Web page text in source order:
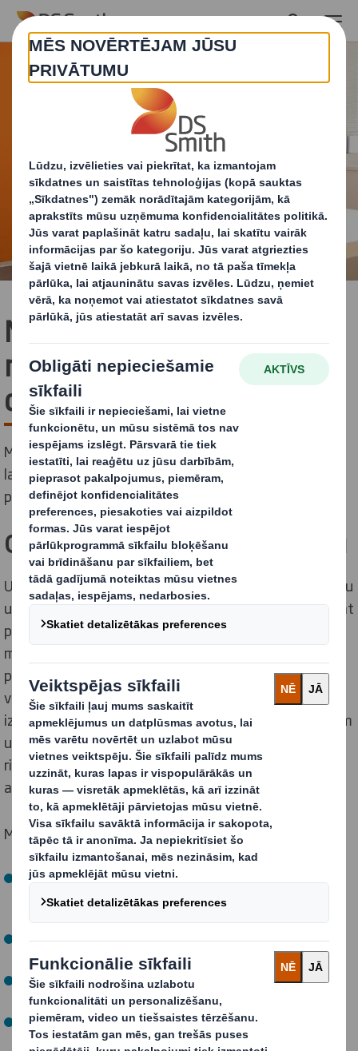
Skip to main content
Mūsu PackRight centri -
novatoriskiem, jauniem
dizainparaugiem
Mūsu PackRight centros mēs strādājam kopā ar jums,
lai īstenotu iepakojuma idejas - no rasēšanas dēļa līdz
pat rūpnīcai.
Optimizējiet iepakojuma dizainu
Uzņēmumā DS Smith mums ir vairāk nekā 700 dizaineru
un inovatoru, kas ir gatavi uzrotīt piedurknes un strādāt
pie jūsu iepakojuma projekta. Bet pirms mēs sākam,
mēs vienmēr vienojamies par jūsu mērķiem un
panākumu kritērijiem. Pēc tam, neatkarīgi no tā, vai
vēlaties palielināt pārdošanas apjomu, samazināt
izmaksas vai pārvaldīt risku, mēs izstrādāsim, testēsim
un ražosim aprites principiem atbilstošus iepakojuma
risinājumus, kas ir piemēroti jūsu piegādes ķēdei un
atbilst jūsu stratēģiskajiem mērķiem.
Mūsu PackRight centros varat:
Piedalīties mūsu dinamiskajos, interaktīvajos
semināros, lai maksimāli palielinātu sava iepakojuma
Strādāt ar īpaši jūsu vajadzībām izveidotu ekspertu
komandu.
Definēt un vienoties par konkrētām optimizācijas
jomām un panākumu kritē
Izstrādāt pareizos iepakojuma risinājumus atbilstoši
savām prioritātēm